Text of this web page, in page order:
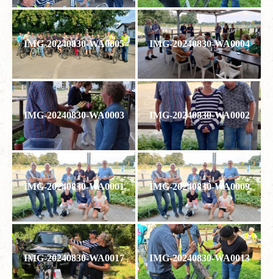
IMG-20240830-WA0005 IMG-20240830-WA0004
IMG-20240830-WA0003 IMG-20240830-WA0002
IMG-20240830-WA0001 IMG-20240830-WA0009
IMG-20240830-WA0017 IMG-20240830-WA0013